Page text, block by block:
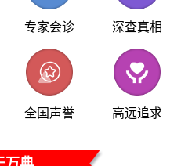
专家会诊 深查真相
全国声誉 高远追求